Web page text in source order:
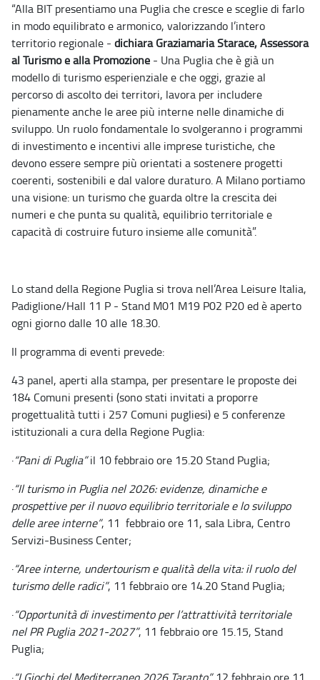
“Alla BIT presentiamo una Puglia che cresce e sceglie di farlo
in modo equilibrato e armonico, valorizzando l’intero
territorio regionale - dichiara Graziamaria Starace, Assessora
al Turismo e alla Promozione - Una Puglia che è già un
modello di turismo esperienziale e che oggi, grazie al
percorso di ascolto dei territori, lavora per includere
pienamente anche le aree più interne nelle dinamiche di
sviluppo. Un ruolo fondamentale lo svolgeranno i programmi
di investimento e incentivi alle imprese turistiche, che
devono essere sempre più orientati a sostenere progetti
coerenti, sostenibili e dal valore duraturo. A Milano portiamo
una visione: un turismo che guarda oltre la crescita dei
numeri e che punta su qualità, equilibrio territoriale e
capacità di costruire futuro insieme alle comunità”.
Lo stand della Regione Puglia si trova nell’Area Leisure Italia,
Padiglione/Hall 11 P - Stand M01 M19 P02 P20 ed è aperto
ogni giorno dalle 10 alle 18.30.
Il programma di eventi prevede:
43 panel, aperti alla stampa, per presentare le proposte dei
184 Comuni presenti (sono stati invitati a proporre
progettualità tutti i 257 Comuni pugliesi) e 5 conferenze
istituzionali a cura della Regione Puglia:
·“Pani di Puglia”il 10 febbraio ore 15.20 Stand Puglia;
·“Il turismo in Puglia nel 2026: evidenze, dinamiche e
prospettive per il nuovo equilibrio territoriale e lo sviluppo
delle aree interne”, 11 febbraio ore 11, sala Libra, Centro
Servizi-Business Center;
·“Aree interne, undertourism e qualità della vita: il ruolo del
turismo delle radici”, 11 febbraio ore 14.20 Stand Puglia;
·“Opportunità di investimento per l’attrattività territoriale
nel PR Puglia 2021-2027”, 11 febbraio ore 15.15, Stand
Puglia;